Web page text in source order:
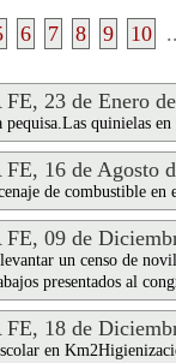
6 7 8 9 10
23 de Enero
pequisa.Las quinielas en
16 de Agosto
de combustible en
09 de
un censo de
presentados al
18 de
en